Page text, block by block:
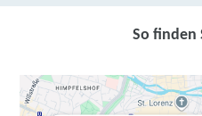
So finden